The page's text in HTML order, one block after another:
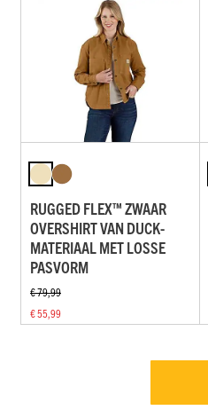
RUGGED FLEX™ ZWAAR
OVERSHIRT VAN DUCK-
MATERIAAL MET LOSSE
PASVORM
€ 79,99
€ 55,99